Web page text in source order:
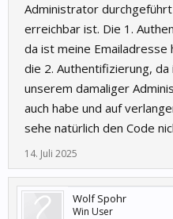
Administrator
erreichbar ist. Die 1.
da ist meine
die 2. Authentifizierung,
unserem damaliger
auch habe und auf
sehe natürlich den Code
14. Juli 2025
Wolf Spohr
Win User